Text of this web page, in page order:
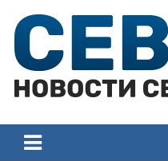
content
Севастополя
Севастополя